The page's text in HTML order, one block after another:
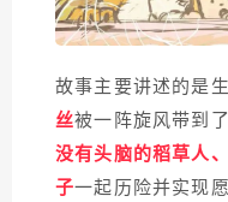
故事主要讲述的是
丝被一阵旋风带到
没有头脑的稻草人
子一起历险并实现